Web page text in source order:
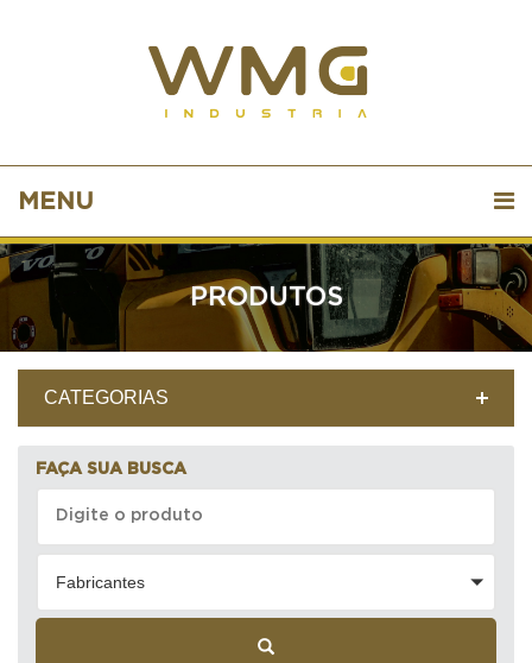
MENU
PRODUTOS
CATEGORIAS
FAÇA SUA BUSCA
Fabricantes